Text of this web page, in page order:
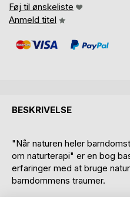
Føj til ønskeliste
Anmeld titel
BESKRIVELSE
"Når naturen heler
om naturterapi" er en bog
erfaringer med at bruge
barndommens traumer.